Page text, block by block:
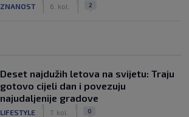
ZNANOST 6. kol. 2
Deset najdužih letova na svijetu: Traju
gotovo cijeli dan i povezuju
najudaljenije gradove
LIFESTYLE 7. kol. 0